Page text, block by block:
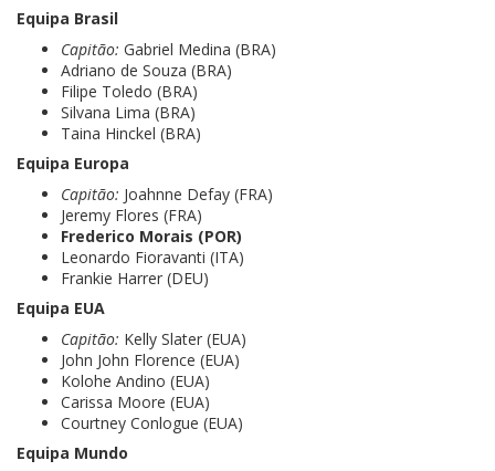
Equipa Brasil
Capitão: Gabriel Medina (BRA)
Adriano de Souza (BRA)
Filipe Toledo (BRA)
Silvana Lima (BRA)
Taina Hinckel (BRA)
Equipa Europa
Capitão: Joahnne Defay (FRA)
Jeremy Flores (FRA)
Frederico Morais (POR)
Leonardo Fioravanti (ITA)
Frankie Harrer (DEU)
Equipa EUA
Capitão: Kelly Slater (EUA)
John John Florence (EUA)
Kolohe Andino (EUA)
Carissa Moore (EUA)
Courtney Conlogue (EUA)
Equipa Mundo